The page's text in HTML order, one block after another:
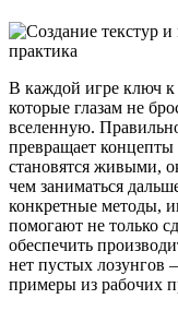
В каждой игре ключ
которые глазам не
вселенную.
превращает
становятся живыми,
чем заниматься
конкретные методы,
помогают не только
обеспечить
нет пустых лозунгов
примеры из рабочих